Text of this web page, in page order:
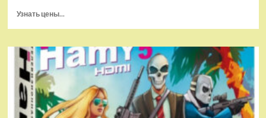
Узнать цены...
Дополнительный
модуль
Thrustmaster
Quadrant
Add-
on